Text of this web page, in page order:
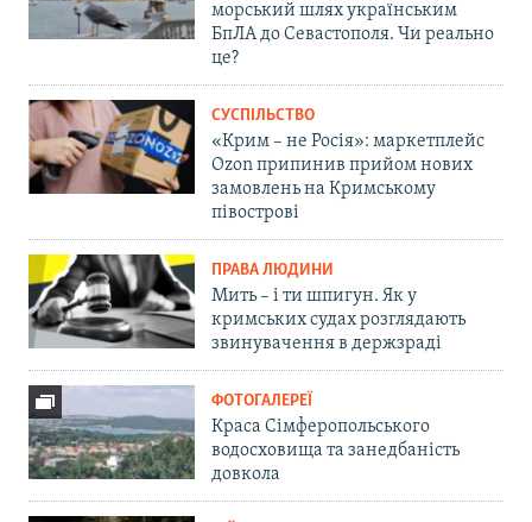
морський шлях українським
БпЛА до Севастополя. Чи реально
це?
СУСПІЛЬСТВО
«Крим – не Росія»: маркетплейс
Ozon припинив прийом нових
замовлень на Кримському
півострові
ПРАВА ЛЮДИНИ
Мить – і ти шпигун. Як у
кримських судах розглядають
звинувачення в держзраді
ФОТОГАЛЕРЕЇ
Краса Сімферопольського
водосховища та занедбаність
довкола